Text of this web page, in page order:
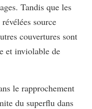
Tandis que les
source
couvertures sont
et inviolable de
le rapprochement
du superflu dans